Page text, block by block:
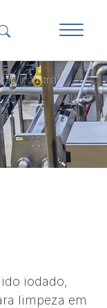
Industrial
iodado,
limpeza em